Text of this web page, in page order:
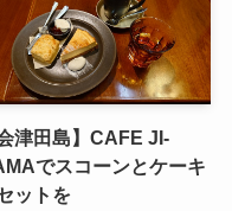
会津田島】CAFE JI-
でスコーンとケーキ
ットを